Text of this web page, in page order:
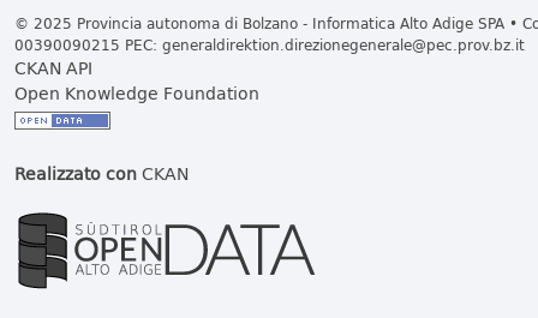
© 2025 Provincia autonoma di Bolzano - Informatica Alto Adige SPA •
00390090215 PEC: generaldirektion.direzionegenerale@pec.prov.bz.it
CKAN API
Open Knowledge Foundation
Realizzato conCKAN